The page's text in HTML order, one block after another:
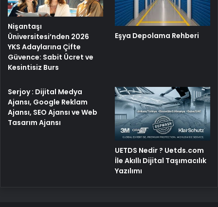
Nişantaşı
Üniversitesi’nden 2026
YKS Adaylarına Çifte
Güvence: Sabit Ücret ve
Kesintisiz Burs
Eşya Depolama Rehberi
Serjoy : Dijital Medya
Ajansı, Google Reklam
Ajansı, SEO Ajansı ve Web
Tasarım Ajansı
UETDS Nedir ? Uetds.com
İle Akıllı Dijital Taşımacılık
Yazılımı